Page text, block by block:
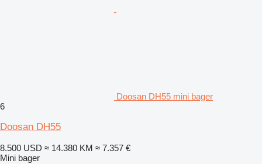
Doosan DH55 mini bager
6
Doosan DH55
8.500 USD ≈ 14.380 KM ≈ 7.357 €
Mini bager